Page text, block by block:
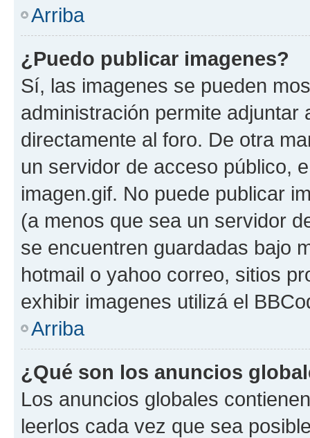
Arriba
¿Puedo publicar imagenes?
Sí, las imagenes se pueden
administración permite
directamente al foro. De otra
un servidor de acceso público,
imagen.gif. No puede publicar
(a menos que sea un servidor
se encuentren guardadas bajo
hotmail o yahoo correo, sitios
exhibir imagenes utilizá el
Arriba
¿Qué son los anuncios
Los anuncios globales
leerlos cada vez que sea